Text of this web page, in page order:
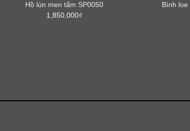
Hồ lùn men tấm SP0050
1,850,000₫
Bình loe